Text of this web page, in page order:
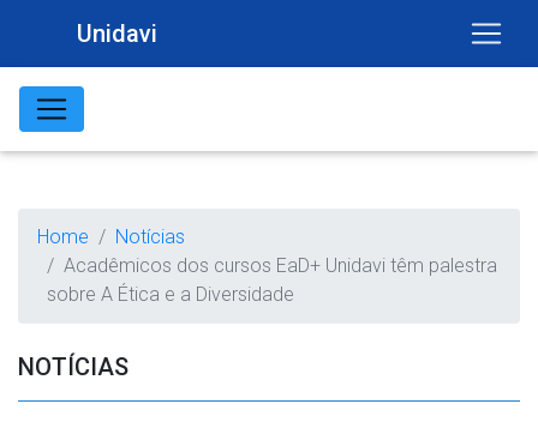
Unidavi
Home
Notícias
Acadêmicos dos cursos EaD+ Unidavi têm palestra
sobre A Ética e a Diversidade
NOTÍCIAS